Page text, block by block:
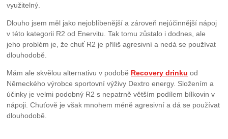
využitelný.
Dlouho jsem měl jako nejoblíbenější a zároveň nejúčinnější nápoj
v této kategorii R2 od Enervitu. Tak tomu zůstalo i dodnes, ale
jeho problém je, že chuť R2 je příliš agresivní a nedá se používat
dlouhodobě.
Mám ale skvělou alternativu v podobě Recovery drinku od
Německého výrobce sportovní výživy Dextro energy. Složením a
účinky je velmi podobný R2 s nepatrně větším podílem bílkovin v
nápoji. Chuťově je však mnohem méně agresivní a dá se používat
dlouhodobě.